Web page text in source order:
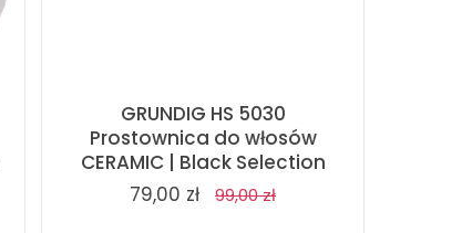
GRUNDIG HS 5030
Prostownica do włosów
CERAMIC | Black Selection
79,00 zł
99,00 zł